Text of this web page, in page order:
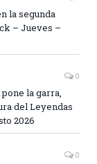
la segunda
– Jueves –
0
la garra,
del Leyendas
2026
0